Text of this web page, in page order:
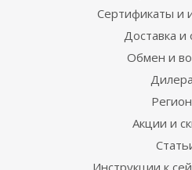
Сертификаты и
Доставка и
Обмен и
Акции и
Инструкции к